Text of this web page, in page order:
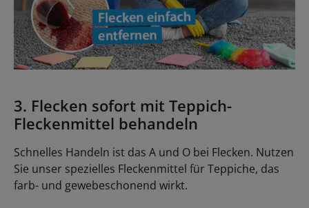
3. Flecken sofort mit Teppich-
Fleckenmittel behandeln
Schnelles Handeln ist das A und O bei Flecken. Nutzen
Sie unser spezielles Fleckenmittel für Teppiche, das
farb- und gewebeschonend wirkt.